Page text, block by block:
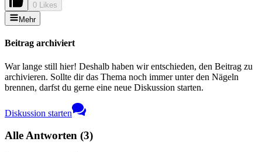
0 Likes
Mehr
Beitrag archiviert
War lange still hier! Deshalb haben wir entschieden, den Beitrag zu
archivieren. Sollte dir das Thema noch immer unter den Nägeln
brennen, darfst du gerne eine neue Diskussion starten.
Diskussion starten
Alle Antworten (3)